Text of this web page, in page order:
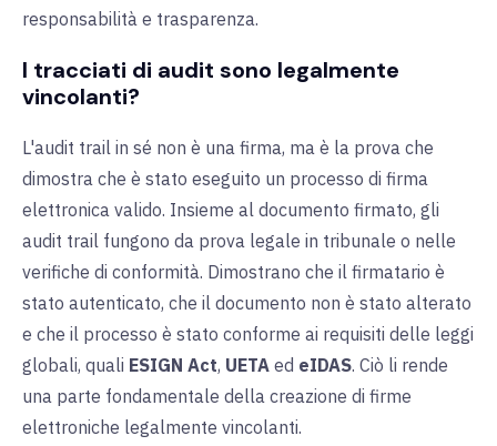
responsabilità e trasparenza.
I tracciati di audit sono legalmente
vincolanti?
L'audit trail in sé non è una firma, ma è la prova che
dimostra che è stato eseguito un processo di firma
elettronica valido. Insieme al documento firmato, gli
audit trail fungono da prova legale in tribunale o nelle
verifiche di conformità. Dimostrano che il firmatario è
stato autenticato, che il documento non è stato alterato
e che il processo è stato conforme ai requisiti delle leggi
globali, quali ESIGN Act, UETA ed eIDAS. Ciò li rende
una parte fondamentale della creazione di firme
elettroniche legalmente vincolanti.